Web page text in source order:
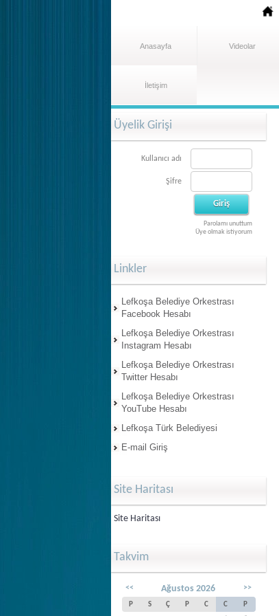
Anasayfa Videolar
İletişim
Üyelik Girişi
Kullanıcı adı
Şifre
Parolamı unuttum
Üye olmak istiyorum
Linkler
Lefkoşa Belediye Orkestrası
Facebook Hesabı
Lefkoşa Belediye Orkestrası
Instagram Hesabı
Lefkoşa Belediye Orkestrası
Twitter Hesabı
Lefkoşa Belediye Orkestrası
YouTube Hesabı
Lefkoşa Türk Belediyesi
E-mail Giriş
Site Haritası
Site Haritası
Takvim
<< Ağustos 2026 >>
P S Ç P C C
P